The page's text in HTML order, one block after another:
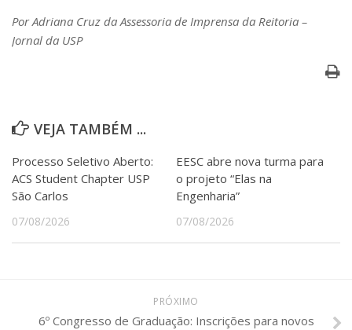
Por Adriana Cruz da Assessoria de Imprensa da Reitoria –
Jornal da USP
VEJA TAMBÉM ...
Processo Seletivo Aberto:
ACS Student Chapter USP
São Carlos
07/08/2026
EESC abre nova turma para
o projeto “Elas na
Engenharia”
07/08/2026
PRÓXIMO
6º Congresso de Graduação: Inscrições para novos